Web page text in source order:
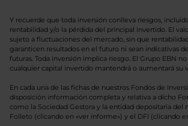
Y recuerde que toda inversión conlleva riesgos,
rentabilidad y/o la pérdida del principal invertido. El
sujeto a fluctuaciones del mercado, sin que
garanticen resultados en el futuro ni sean indicativas
futuras. Toda inversión implica riesgo. El Grupo EBN
cualquier capital invertido mantendrá o aumentará su
En cada una de las fichas de nuestros Fondos de
disposición información completa y relativa a dicho
como la Sociedad Gestora y la entidad depositaria del
Folleto (clicando en «ver informe») y el DFI (clicando